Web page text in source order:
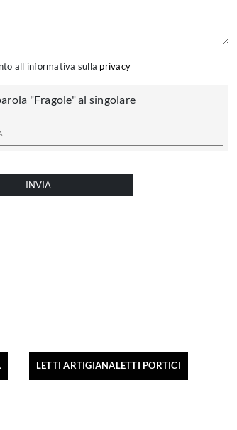
all'informativa sulla privacy
"Fragole" al singolare
INVIA
LETTI ARTIGIANALETTI PORTICI